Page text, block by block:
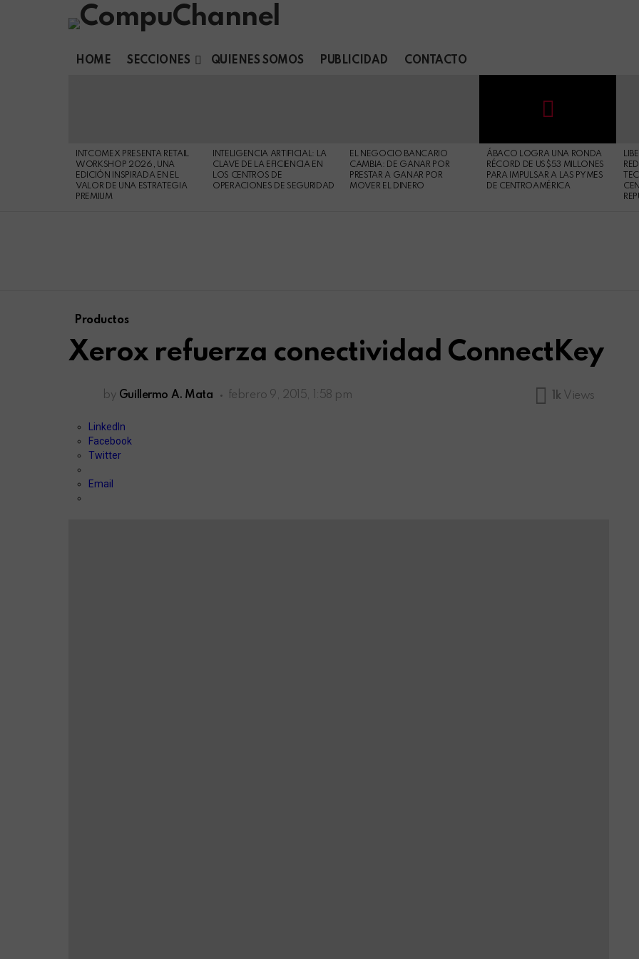
HOME SECCIONES QUIENES SOMOS PUBLICIDAD CONTACTO
INTCOMEX PRESENTA RETAIL
WORKSHOP 2026, UNA
EDICIÓN INSPIRADA EN EL
VALOR DE UNA ESTRATEGIA
PREMIUM
INTELIGENCIA ARTIFICIAL: LA
CLAVE DE LA EFICIENCIA EN
LOS CENTROS DE
OPERACIONES DE SEGURIDAD
EL NEGOCIO BANCARIO
CAMBIA: DE GANAR POR
PRESTAR A GANAR POR
MOVER EL DINERO
Safe
For
Work
view
this
post
ÁBACO LOGRA UNA RONDA
RÉCORD DE US$53 MILLONES
PARA IMPULSAR A LAS PYMES
DE CENTROAMÉRICA
Productos
Xerox refuerza conectividad ConnectKey
by Guillermo A. Mata febrero 9, 2015, 1:58 pm 1k Views
LinkedIn
Facebook
Twitter
Email